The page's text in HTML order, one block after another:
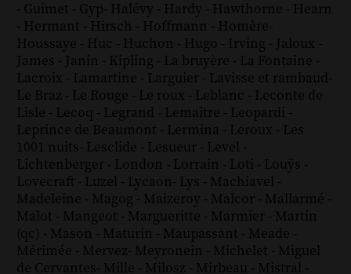
- Guimet - Gyp- Halévy - Hardy - Hawthorne - Hearn
- Hermant - Hirsch - Hoffmann - Homère-
Houssaye - Huc - Huchon - Hugo - Irving - Jaloux -
James - Janin - Kipling - La bruyère - La Fontaine -
Lacroix - Lamartine - Larguier - Lavisse et rambaud-
Le Braz - Le Rouge - Le roux - Leblanc - Leconte de
Lisle - Lecoq - Legrand - Lemaître - Leopardi -
Leprince de Beaumont - Lermina - Leroux - Les
1001 nuits- Lesclide - Lesueur - Level -
Lichtenberger - London - Lorrain - Loti - Louÿs -
Lovecraft - Luzel - Lycaon- Lys - Machiavel -
Madeleine - Magog - Maizeroy - Malcor - Mallarmé -
Malot - Mangeot - Margueritte - Marmier - Martin
(qc) - Mason - Maturin - Maupassant - Meade -
Mérimée - Mervez- Meyronein - Michelet - Miguel
de Cervantes- Mille - Milosz - Mirbeau - Mistral -